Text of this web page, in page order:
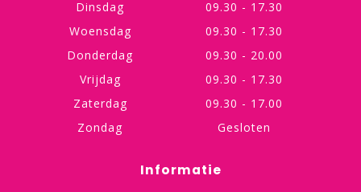
Dinsdag
09.30 - 17.30
Woensdag
09.30 - 17.30
Donderdag
09.30 - 20.00
Vrijdag
09.30 - 17.30
Zaterdag
09.30 - 17.00
Zondag
Gesloten
Informatie